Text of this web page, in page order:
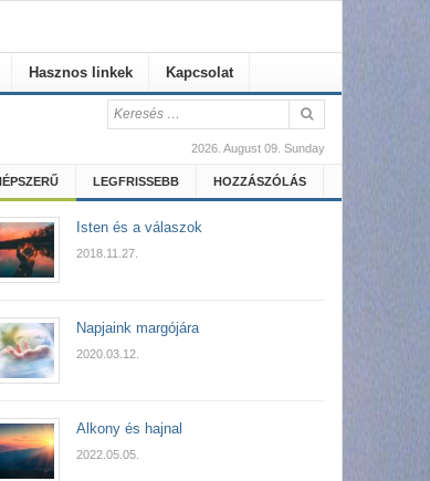
Hasznos linkek Kapcsolat
2026. August 09. Sunday
LEGFRISSEBB HOZZÁSZÓLÁS
Isten és a válaszok
2018.11.27.
Napjaink margójára
2020.03.12.
Alkony és hajnal
2022.05.05.